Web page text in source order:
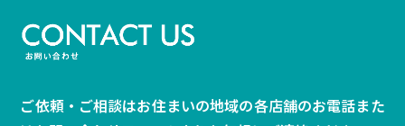
ご依頼・ご相談はお住まいの地域の各店舗のお電話また